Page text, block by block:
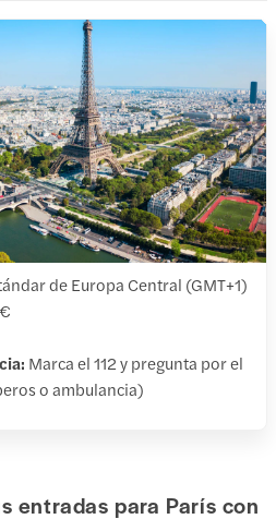
de Europa Central (GMT+1)
Marca el 112 y pregunta por el
o ambulancia)
entradas para París con